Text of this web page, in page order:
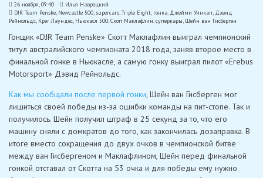
26 ноября, 09:40
Илья Навроцкий
DJR Team Penske, Newcastle 500,supercars,Triple Eight, гонка, Джейми Уинкап, Дэвид
Рейнольдс, Крэг Лаундес, Ньюкасл 500,Скотт Маклафлин,суперкары, Шейн ван Гисберген
Гонщик «DJR Team Penske» Скотт Маклафлин выиграл чемпионский
титул австралийского чемпионата 2018 года, заняв второе место в
финальной гонке в Ньюкасле, а самую гонку выиграл пилот «Erebus
Motorsport» Дэвид Рейнольдс.
Как мы сообщали после первой гонки, Шейн ван Гисберген мог
лишиться своей победы из-за ошибки команды на пит-стопе. Так и
получилось. Шейн получил штраф в 25 секунд за то, что его
машину сняли с домкратов до того, как закончилась дозаправка. В
итоге вместо сокращения до двух очков в чемпионской битве
между ван Гисбергеном и Маклафлином, Шейн перед финальной
гонкой отставал от Скотта на 53 очка и для победы ему нужно